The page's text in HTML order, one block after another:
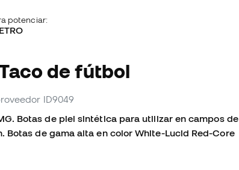
potenciar:
de fútbol
ID9049
Botas de piel sintética para utilizar en campos de
de gama alta en color White-Lucid Red-Core